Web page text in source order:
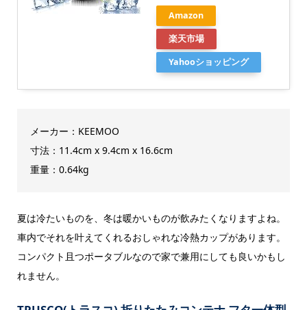
Amazon
楽天市場
Yahooショッピング
メーカー：KEEMOO
寸法：11.4cm x 9.4cm x 16.6cm
重量：0.64kg
夏は冷たいものを、冬は暖かいものが飲みたくなりますよね。
車内でそれを叶えてくれるおしゃれな冷熱カップがあります。
コンパクト且つポータブルなので家で兼用にしても良いかもし
れません。